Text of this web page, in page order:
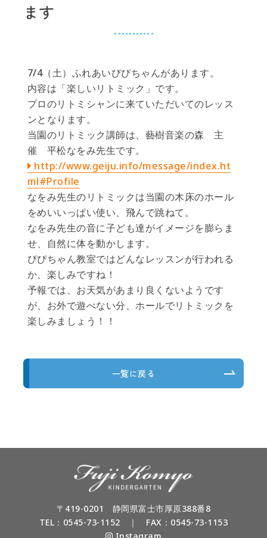
ます
7/4（土）ふれあいぴぴちゃんがあります。
内容は「楽しいリトミック」です。
プロのリトミシャンに来ていただいてのレッス
ンとなります。
当園のリトミック講師は、藝樹音楽の森 主
催 平松なをみ先生です。
http://www.geiju.info/message/index.ht
ml#Profile
なをみ先生のリトミックは当園の木床のホール
をめいいっぱい使い、飛んで跳ねて。
なをみ先生の音に子ども達がイメージを膨らま
せ、自然に体を動かします。
ぴぴちゃん教室ではどんなレッスンが行われる
か、楽しみですね！
予報では、お天気があまり良くないようです
が、お外で遊べない分、ホールでリトミックを
楽しみましょう！！
一覧に戻る
〒419-0201 静岡県富士市厚原388番8
TEL： 0545-73-1152 ｜ FAX：0545-73-1153